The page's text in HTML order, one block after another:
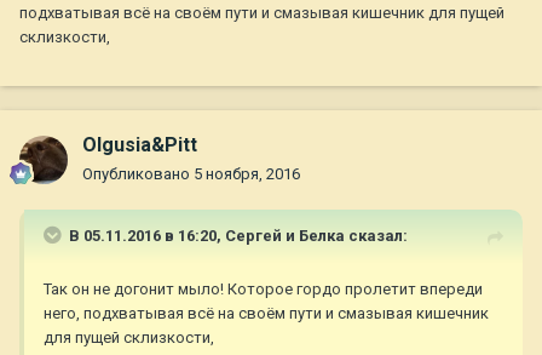
подхватывая всё на своём пути и смазывая кишечник для пущей
склизкости,
Olgusia&Pitt
Опубликовано 5 ноября, 2016
В 05.11.2016 в 16:20, Сергей и Белка сказал:
Так он не догонит мыло! Которое гордо пролетит впереди
него, подхватывая всё на своём пути и смазывая кишечник
для пущей склизкости,